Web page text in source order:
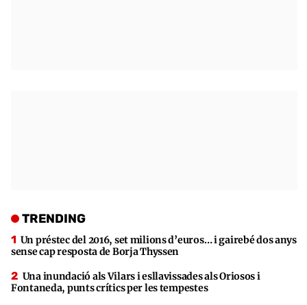
TRENDING
Un préstec del 2016, set milions d’euros… i gairebé dos anys
sense cap resposta de Borja Thyssen
Una inundació als Vilars i esllavissades als Oriosos i
Fontaneda, punts crítics per les tempestes